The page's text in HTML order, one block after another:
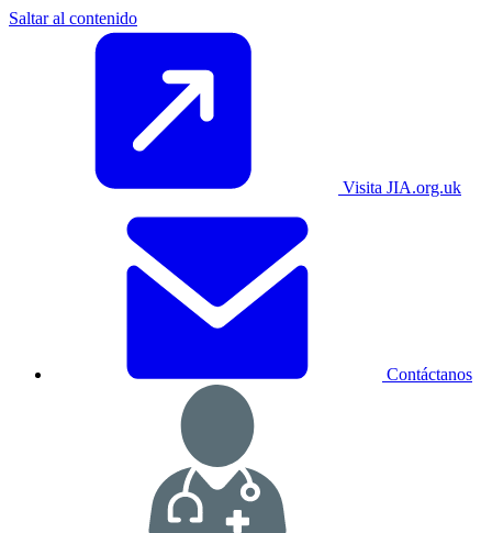
Saltar al contenido
Visita JIA.org.uk
Contáctanos